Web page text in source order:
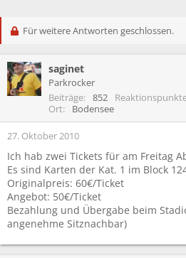
t
l
e
r
t
l
t
a
m
Für weitere Antworten geschlossen.
saginet
Parkrocker
Beiträge
852
Ort
Bodensee
27. Oktober 2010
Ich hab zwei Tickets für am Freitag
Es sind Karten der Kat. 1 im Block
Originalpreis: 60€/Ticket
Angebot: 50€/Ticket
Bezahlung und Übergabe beim
angenehme Sitznachbar)